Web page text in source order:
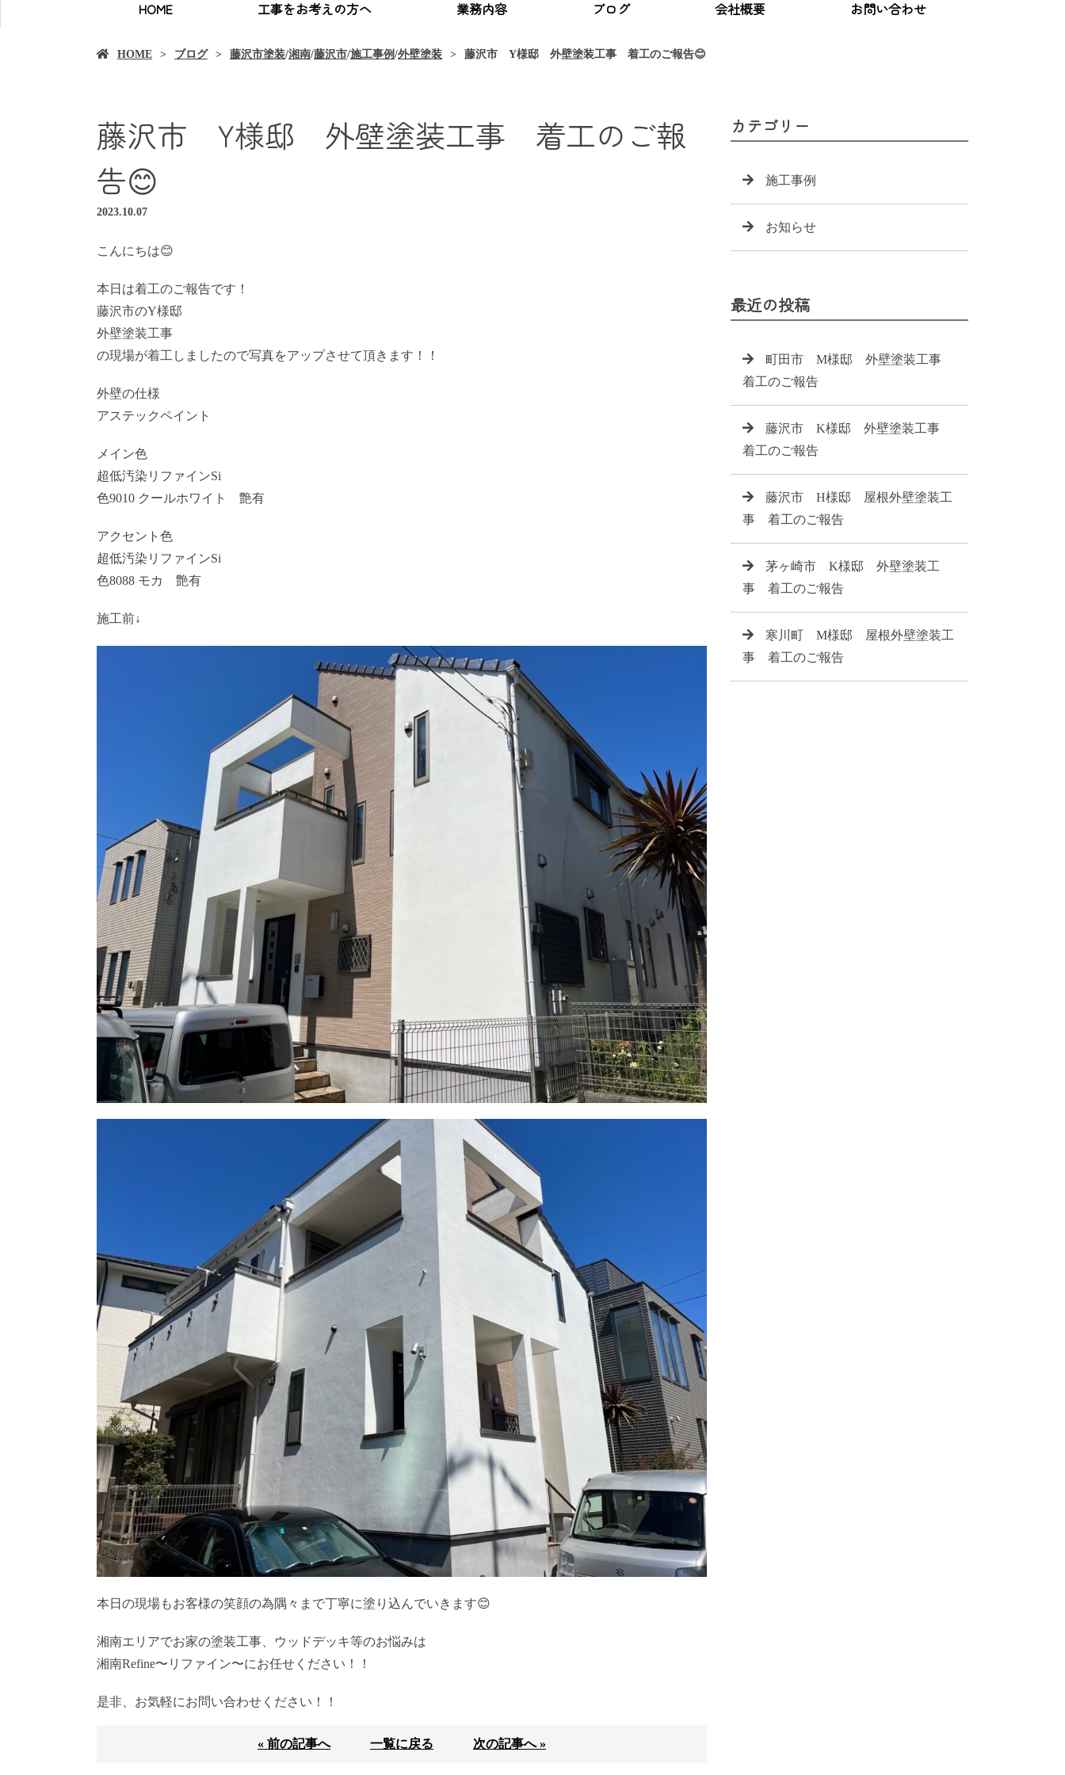
HOME 工事をお考えの方へ 業務内容 ブログ 会社概要 お問い合わせ
HOME ブログ 藤沢市塗装/湘南/藤沢市/施工事例/外壁塗装 藤沢市 Y様邸 外壁塗装工事 着工のご報告😊
藤沢市 Y様邸 外壁塗装工事 着工のご報
告😊
2023.10.07
こんにちは😊
本日は着工のご報告です！
藤沢市のY様邸
外壁塗装工事
の現場が着工しましたので写真をアップさせて頂きます！！
外壁の仕様
アステックペイント
メイン色
超低汚染リファインSi
色9010 クールホワイト 艶有
アクセント色
超低汚染リファインSi
色8088 モカ 艶有
施工前↓
本日の現場もお客様の笑顔の為隅々まで丁寧に塗り込んでいきます😊
湘南エリアでお家の塗装工事、ウッドデッキ等のお悩みは
湘南Refine〜リファイン〜にお任せください！！
是非、お気軽にお問い合わせください！！
« 前の記事へ 一覧に戻る 次の記事へ »
カテゴリー
施工事例
お知らせ
最近の投稿
町田市 M様邸 外壁塗装工事
着工のご報告
藤沢市 K様邸 外壁塗装工事
着工のご報告
藤沢市 H様邸 屋根外壁塗装工
事 着工のご報告
茅ヶ崎市 K様邸 外壁塗装工
事 着工のご報告
寒川町 M様邸 屋根外壁塗装工
事 着工のご報告